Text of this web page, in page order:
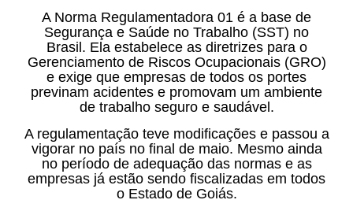
A Norma Regulamentadora 01 é a base de
Segurança e Saúde no Trabalho (SST) no
Brasil. Ela estabelece as diretrizes para o
Gerenciamento de Riscos Ocupacionais (GRO)
e exige que empresas de todos os portes
previnam acidentes e promovam um ambiente
de trabalho seguro e saudável.
A regulamentação teve modificações e passou a
vigorar no país no final de maio. Mesmo ainda
no período de adequação das normas e as
empresas já estão sendo fiscalizadas em todos
o Estado de Goiás.